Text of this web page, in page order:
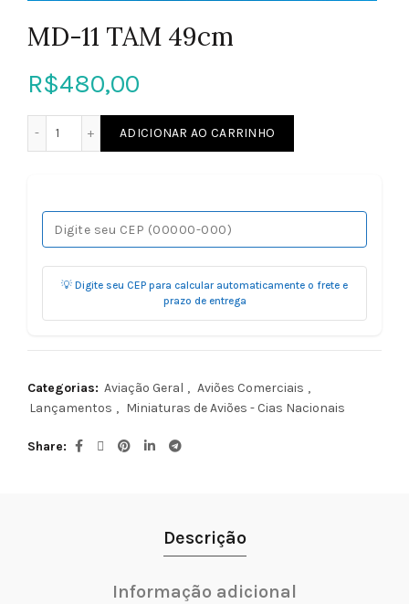
MD-11 TAM 49cm
R$480,00
ADICIONAR AO CARRINHO
💡 Digite seu CEP para calcular automaticamente o frete e
prazo de entrega
Categorias: Aviação Geral , Aviões Comerciais ,
Lançamentos , Miniaturas de Aviões - Cias Nacionais
Share
Descrição
Informação adicional